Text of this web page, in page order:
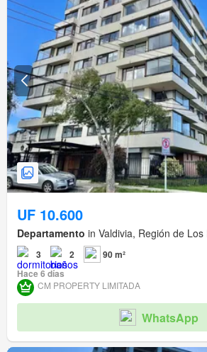
UF 10.600
Departamento in Valdivia, Región de Los
3 2
90 m²
Hace 6 días
CM PROPERTY LIMITADA
WhatsApp